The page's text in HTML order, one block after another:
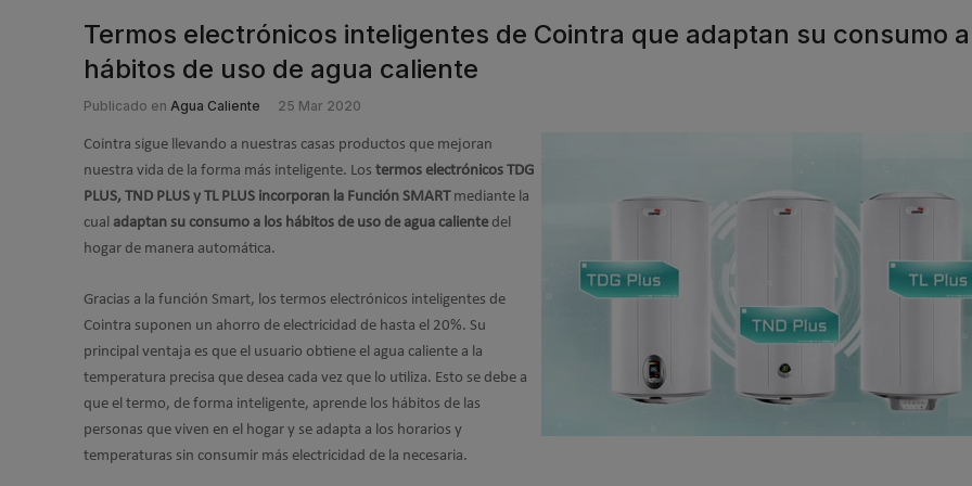
Termos electrónicos inteligentes de Cointra que adaptan su consumo
hábitos de uso de agua caliente
Publicado en Agua Caliente 25 Mar 2020
Cointra sigue llevando a nuestras casas productos que mejoran
nuestra vida de la forma más inteligente. Los termos electrónicos TDG
PLUS, TND PLUS y TL PLUS incorporan la Función SMARTmediante la
cual adaptan su consumo a los hábitos de uso de agua caliente del
hogar de manera automática.
Gracias a la función Smart, los termos electrónicos inteligentes de
Cointra suponen un ahorro de electricidad de hasta el 20%. Su
principal ventaja es que el usuario obtiene el agua caliente a la
temperatura precisa que desea cada vez que lo utiliza. Esto se debe a
que el termo, de forma inteligente, aprende los hábitos de las
personas que viven en el hogar y se adapta a los horarios y
temperaturas sin consumir más electricidad de la necesaria.